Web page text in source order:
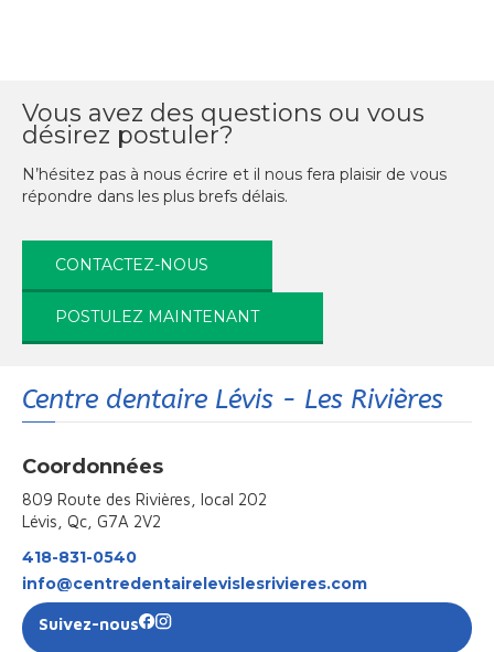
Vous avez des questions ou vous
désirez postuler?
N’hésitez pas à nous écrire et il nous fera plaisir de vous
répondre dans les plus brefs délais.
CONTACTEZ-NOUS
POSTULEZ MAINTENANT
Centre dentaire Lévis - Les Rivières
Coordonnées
809 Route des Rivières, local 202
Lévis, Qc, G7A 2V2
418-831-0540
info@centredentairelevislesrivieres.com
Suivez-nous